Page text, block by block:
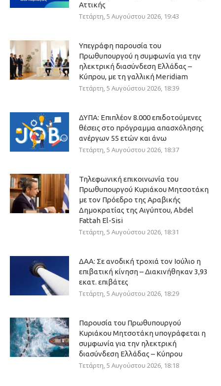
Αττικής
Τετάρτη, 5 Αυγούστου 2026, 19:43
Υπεγράφη παρουσία του
Πρωθυπουργού η συμφωνία για την
ηλεκτρική διασύνδεση Ελλάδας –
Κύπρου, με τη γαλλική Meridiam
Τετάρτη, 5 Αυγούστου 2026, 18:39
ΔΥΠΑ: Επιπλέον 8.000 επιδοτούμενες
θέσεις στο πρόγραμμα απασχόλησης
ανέργων 55 ετών και άνω
Τετάρτη, 5 Αυγούστου 2026, 18:37
Τηλεφωνική επικοινωνία του
Πρωθυπουργού Κυριάκου Μητσοτάκη
με τον Πρόεδρο της Αραβικής
Δημοκρατίας της Αιγύπτου, Abdel
Fattah El-Sisi
Τετάρτη, 5 Αυγούστου 2026, 18:31
ΔΑΑ: Σε ανοδική τροχιά τον Ιούλιο η
επιβατική κίνηση – Διακινήθηκαν 3,93
εκατ. επιβάτες
Τετάρτη, 5 Αυγούστου 2026, 18:29
Παρουσία του Πρωθυπουργού
Κυριάκου Μητσοτάκη υπογράφεται η
συμφωνία για την ηλεκτρική
διασύνδεση Ελλάδας – Κύπρου
Τετάρτη, 5 Αυγούστου 2026, 18:18